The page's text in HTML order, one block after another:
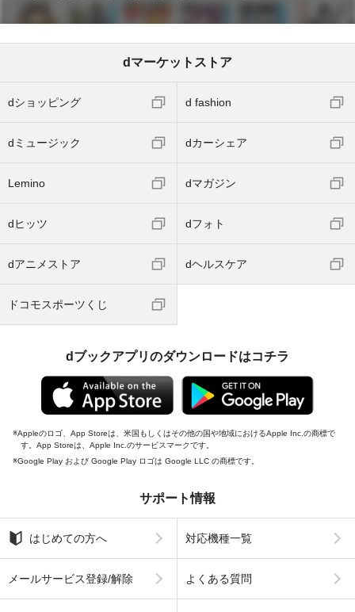
dマーケットストア
dショッピング d fashion
dミュージック dカーシェア
Lemino dマガジン
dヒッツ dフォト
dアニメストア dヘルスケア
ドコモスポーツくじ
dブックアプリのダウンロードはコチラ
Appleのロゴ、App Storeは、米国もしくはその他の国や地域におけるApple Inc.の商標で
す。App Storeは、Apple Inc.のサービスマークです。
Google Play および Google Play ロゴは Google LLC の商標です。
サポート情報
はじめての方へ 対応機種一覧
メールサービス登録/解除 よくある質問